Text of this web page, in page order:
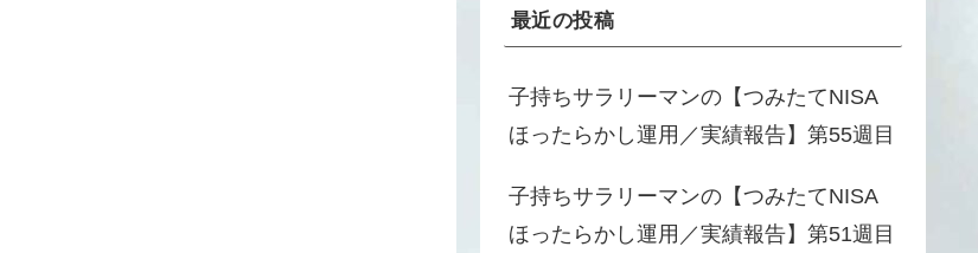
最近の投稿
子持ちサラリーマンの【つみたてNISA
ほったらかし運用／実績報告】第55週目
子持ちサラリーマンの【つみたてNISA
ほったらかし運用／実績報告】第51週目